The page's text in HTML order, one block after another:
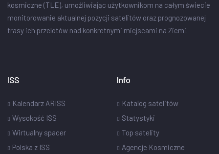
kosmiczne (TLE), umożliwiając użytkownikom na całym świecie
monitorowanie aktualnej pozycji satelitów oraz prognozowanej
trasy ich przelotów nad konkretnymi miejscami na Ziemi.
ISS
Kalendarz ARISS
Wysokość ISS
Wirtualny spacer
Polska z ISS
Info
Katalog satelitów
Statystyki
Top satelity
Agencje Kosmiczne